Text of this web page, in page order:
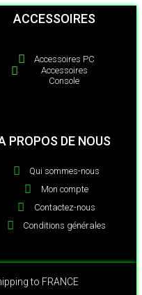
ACCESSOIRES
Accessoires PC
Accessoires
Console
PROPOS DE NOUS
Qui sommes-nous
Mon compte
Contactez-nous
Conditions générales
to FRANCE